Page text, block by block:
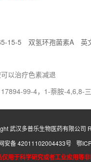
15-5 双氢环孢菌素A
英
以治疗色素减退
99-4，1-萘胺-4,6,8-
武汉多普乐生物医药有限公司
安备 42011102004433号 鄂
用于科学研究或者工业应用等